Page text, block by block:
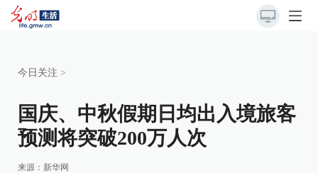
今日关注 >
国庆、中秋假期日均出入境旅客
预测将突破200万人次
来源： 新华网